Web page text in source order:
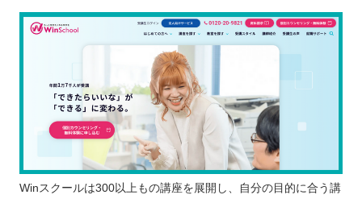
Winスクールは300以上もの講座を展開し、自分の目的に合う講